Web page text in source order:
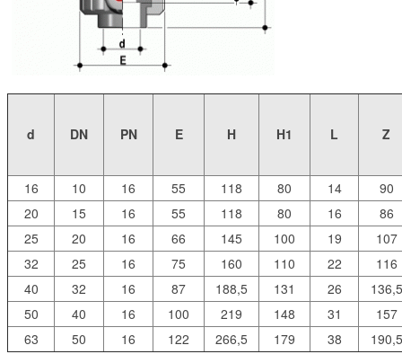
d DN PN E H H1 L Z
16 10 16 55 118 80 14
90
20
15 16 55 118 80 16
86
25
20 16 66 145 100 19
107
32
25 16 75 160 110 22
116
40
32 16 87 188,5 131 26
136,5
50
40 16 100 219 148 31
157
63
50 16 122 266,5 179 38 190,5